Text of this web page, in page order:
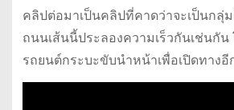
คลิปต่อมาเป็นคลิปที่คาดว่าจะเป็นกลุ่
ถนนเส้นนี้ประลองความเร็วกันเช่นกัน
รถยนต์กระบะขับนำหน้าเพื่อเปิดทางอี